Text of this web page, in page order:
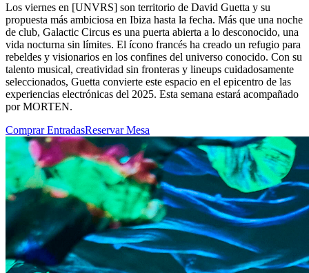
Los viernes en [UNVRS] son territorio de David Guetta y su
propuesta más ambiciosa en Ibiza hasta la fecha. Más que una noche
de club, Galactic Circus es una puerta abierta a lo desconocido, una
vida nocturna sin límites. El ícono francés ha creado un refugio para
rebeldes y visionarios en los confines del universo conocido. Con su
talento musical, creatividad sin fronteras y lineups cuidadosamente
seleccionados, Guetta convierte este espacio en el epicentro de las
experiencias electrónicas del 2025. Esta semana estará acompañado
por MORTEN.
Comprar EntradasReservar Mesa